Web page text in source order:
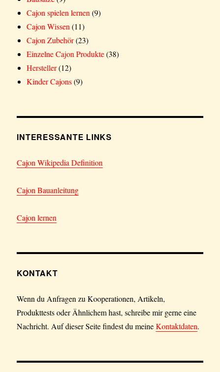
Cajon spielen lernen(9)
Cajon Wissen(11)
Cajon Zubehör(23)
Einzelne Cajon Produkte(38)
Hersteller(12)
Kinder Cajons(9)
INTERESSANTE LINKS
Cajon Wikipedia Definition
Cajon Bauanleitung
Cajon lernen
KONTAKT
Wenn du Anfragen zu Kooperationen, Artikeln,
Produkttests oder Ähnlichem hast, schreibe mir gerne eine
Nachricht. Auf dieser Seite findest du meineKontaktdaten.